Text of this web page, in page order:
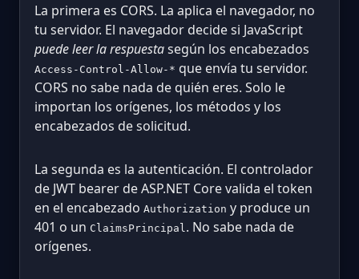
La primera es CORS. La aplica el navegador, no
tu servidor. El navegador decide si JavaScript
puede leer la respuestasegún los encabezados
Access-Control-Allow-* que envía tu servidor.
CORS no sabe nada de quién eres. Solo le
importan los orígenes, los métodos y los
encabezados de solicitud.
La segunda es la autenticación. El controlador
de JWT bearer de ASP.NET Core valida el token
en el encabezado Authorization y produce un
401 o un ClaimsPrincipal . No sabe nada de
orígenes.